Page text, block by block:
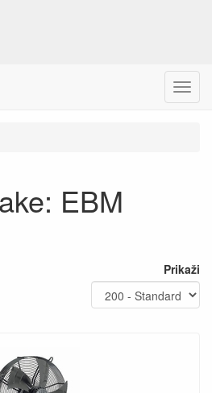
Menu
EBM
Prikaži